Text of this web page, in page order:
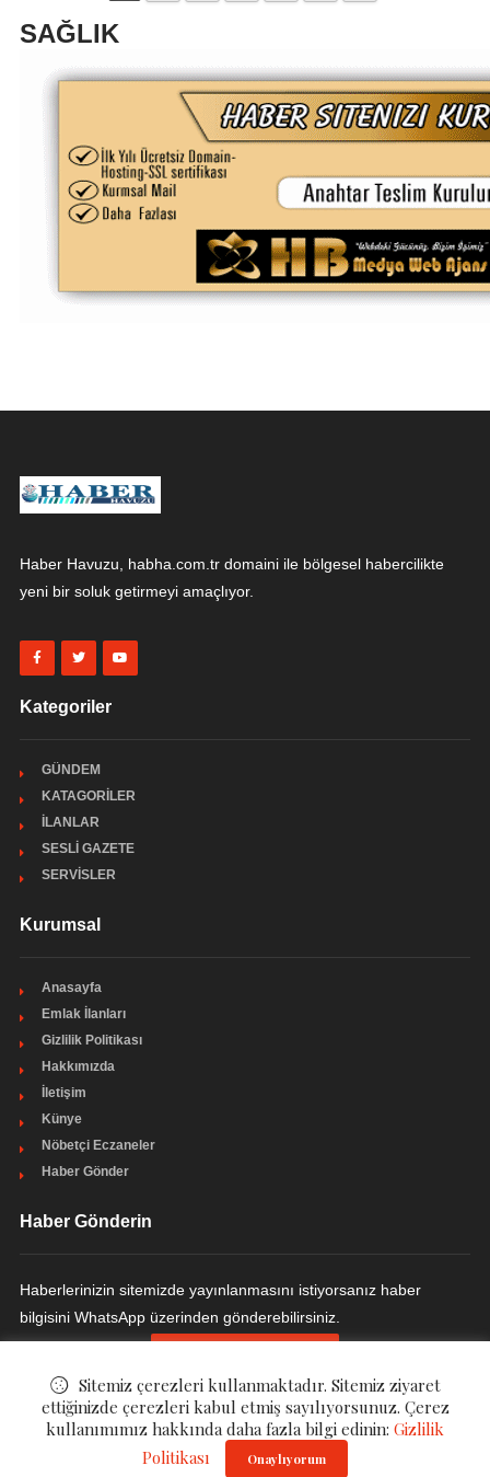
SAĞLIK
Haber Havuzu, habha.com.tr domaini ile bölgesel habercilikte
yeni bir soluk getirmeyi amaçlıyor.
Kategoriler
GÜNDEM
KATAGORİLER
İLANLAR
SESLİ GAZETE
SERVİSLER
Kurumsal
Anasayfa
Emlak İlanları
Gizlilik Politikası
Hakkımızda
İletişim
Künye
Nöbetçi Eczaneler
Haber Gönder
Haber Gönderin
Haberlerinizin sitemizde yayınlanmasını istiyorsanız haber
bilgisini WhatsApp üzerinden gönderebilirsiniz.
. All Rights Reserved.
Sitemiz çerezleri kullanmaktadır. Sitemiz ziyaret
ettiğinizde çerezleri kabul etmiş sayılıyorsunuz. Çerez
kullanımımız hakkında daha fazla bilgi edinin: Gizlilik
Politikası
Onaylıyorum